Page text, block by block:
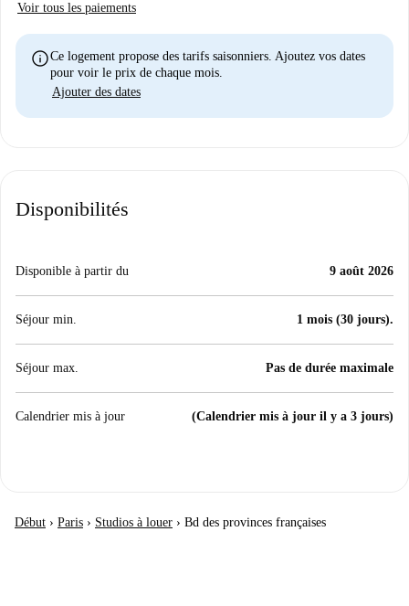
Voir tous les paiements
infoCe logement propose des tarifs saisonniers. Ajoutez vos dates
pour voir le prix de chaque mois.
Ajouter des dates
Disponibilités
Disponible à partir du 9 août 2026
Séjour min. 1 mois (30 jours).
Séjour max. Pas de durée maximale
Calendrier mis à jour (Calendrier mis à jour il y a 3 jours)
Début › Paris › Studios à louer › Bd des provinces françaises